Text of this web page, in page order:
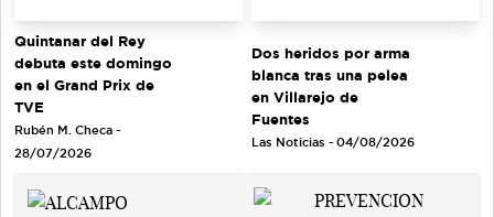
Quintanar del Rey
debuta este domingo
en el Grand Prix de
TVE
Rubén M. Checa -
28/07/2026
Dos heridos por arma
blanca tras una pelea
en Villarejo de
Fuentes
Las Noticias - 04/08/2026